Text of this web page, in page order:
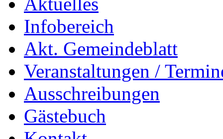
Infobereich
Akt. Gemeindeblatt
Veranstaltungen /
Ausschreibungen
Gästebuch